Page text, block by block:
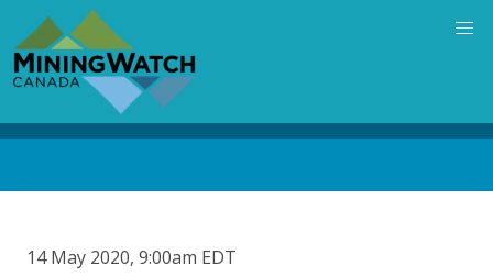
main
content
14 May 2020, 9:00am EDT